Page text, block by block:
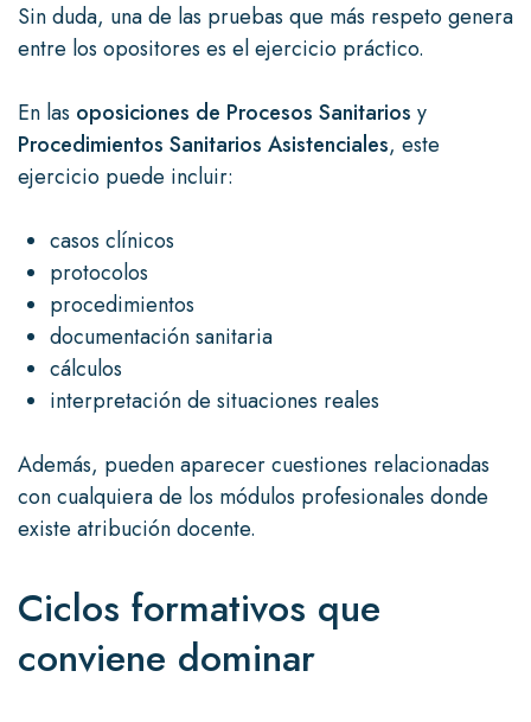
Sin duda, una de las pruebas que más respeto genera
entre los opositores es el ejercicio práctico.
En las oposiciones de Procesos Sanitarios y
Procedimientos Sanitarios Asistenciales, este
ejercicio puede incluir:
casos clínicos
protocolos
procedimientos
documentación sanitaria
cálculos
interpretación de situaciones reales
Además, pueden aparecer cuestiones relacionadas
con cualquiera de los módulos profesionales donde
existe atribución docente.
Ciclos formativos que
conviene dominar